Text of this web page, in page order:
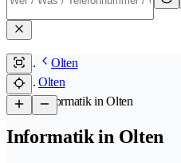
Olten
Olten
/Informatik in Olten
Informatik in Olten